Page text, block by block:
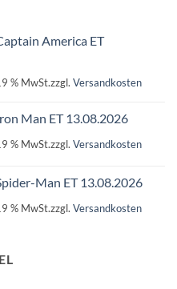
America ET
% MwSt.zzgl. Versandkosten
Man ET 13.08.2026
% MwSt.zzgl. Versandkosten
Man ET 13.08.2026
% MwSt.zzgl. Versandkosten